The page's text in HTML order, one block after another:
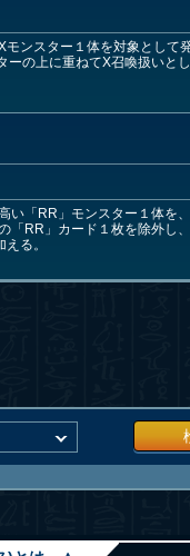
ンスター１体を対象として
の上に重ねてX召喚扱いと
「RR」モンスター１体を
RR」カード１枚を除外し
る。